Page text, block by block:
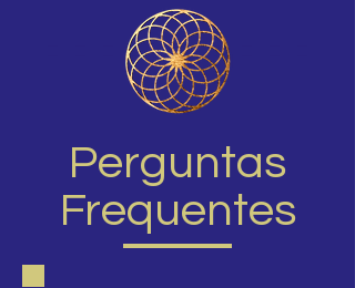
Perguntas
Frequentes